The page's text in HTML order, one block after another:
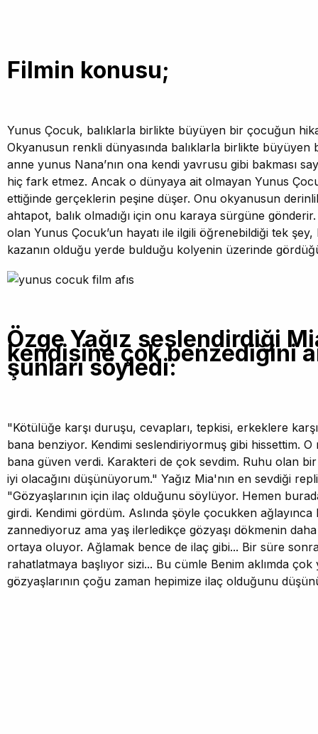
Filmin konusu;
Yunus Çocuk, balıklarla birlikte büyüyen bir çocuğun
Okyanusun renkli dünyasında balıklarla birlikte
anne yunus Nana’nın ona kendi yavrusu gibi bakması
hiç fark etmez. Ancak o dünyaya ait olmayan Yunus
ettiğinde gerçeklerin peşine düşer. Onu okyanusun
ahtapot, balık olmadığı için onu karaya sürgüne
olan Yunus Çocuk’un hayatı ile ilgili öğrenebildiği tek
kazanın olduğu yerde bulduğu kolyenin üzerinde
Özge Yağız seslendirdiği
kendisine çok benzediğini
şunları söyledi:
"Kötülüğe karşı duruşu, cevapları, tepkisi, erkeklere
bana benziyor. Kendimi seslendiriyormuş gibi hissettim. O
bana güven verdi. Karakteri de çok sevdim. Ruhu olan bir
iyi olacağını düşünüyorum." Yağız Mia'nın en sevdiği
"Gözyaşlarının için ilaç olduğunu söylüyor. Hemen
girdi. Kendimi gördüm. Aslında şöyle çocukken ağlayınca
zannediyoruz ama yaş ilerledikçe gözyaşı dökmenin daha
ortaya oluyor. Ağlamak bence de ilaç gibi... Bir süre sonra
rahatlatmaya başlıyor sizi... Bu cümle Benim aklımda
gözyaşlarının çoğu zaman hepimize ilaç olduğunu